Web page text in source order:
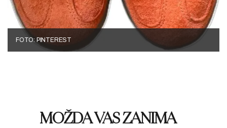
FOTO: PINTEREST
MOŽDA VAS ZANIMA